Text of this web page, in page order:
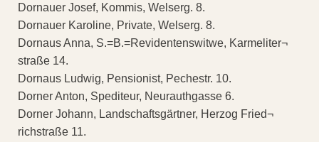
Dornauer Josef, Kommis, Welserg. 8.
Dornauer Karoline, Private, Welserg. 8.
Dornaus Anna, S.=B.=Revidentenswitwe, Karmeliter¬
straße 14.
Dornaus Ludwig, Pensionist, Pechestr. 10.
Dorner Anton, Spediteur, Neurauthgasse 6.
Dorner Johann, Landschaftsgärtner, Herzog Fried¬
richstraße 11.